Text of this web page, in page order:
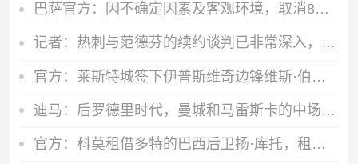
巴萨官方：因不确定因素及客观环境，取消8月15日的友谊赛
记者：热刺与范德芬的续约谈判已非常深入，德泽尔比发挥关键作用
官方：莱斯特城签下伊普斯维奇边锋维斯·伯恩斯，签约3年
迪马：后罗德里时代，曼城和马雷斯卡的中场梦想人选已确定为恩佐
官方：科莫租借多特的巴西后卫扬·库托，租期一个赛季